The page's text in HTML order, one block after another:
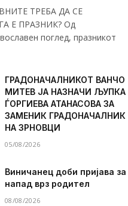
ТРЕБА ДА СЕ
Е ПРАЗНИК? Од
поглед, празникот
ГРАДОНАЧАЛНИКОТ ВАНЧО
МИТЕВ ЈА НАЗНАЧИ ЉУПКА
ЃОРГИЕВА АТАНАСОВА ЗА
ЗАМЕНИК ГРАДОНАЧАЛНИК
НА ЗРНОВЦИ
05/08/2026
Виничанец доби пријава за
напад врз родител
08/08/2026